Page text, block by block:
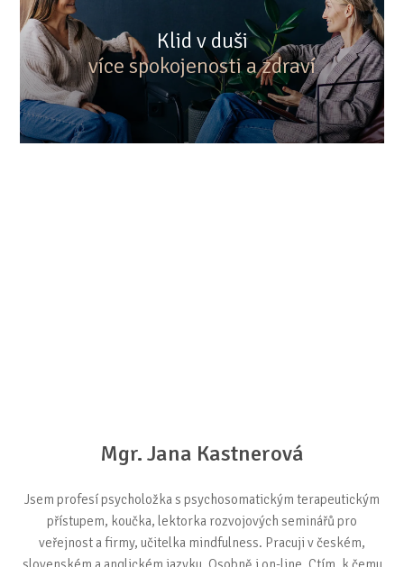
Klid v duši
více spokojenosti a zdraví
Mgr. Jana Kastnerová
Jsem profesí psycholožka s psychosomatickým terapeutickým
přístupem, koučka, lektorka rozvojových seminářů pro
veřejnost a firmy, učitelka mindfulness. Pracuji v českém,